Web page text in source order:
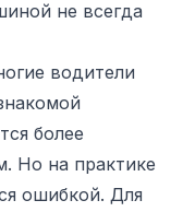
не всегда
водители
более
Но на практике
ошибкой. Для